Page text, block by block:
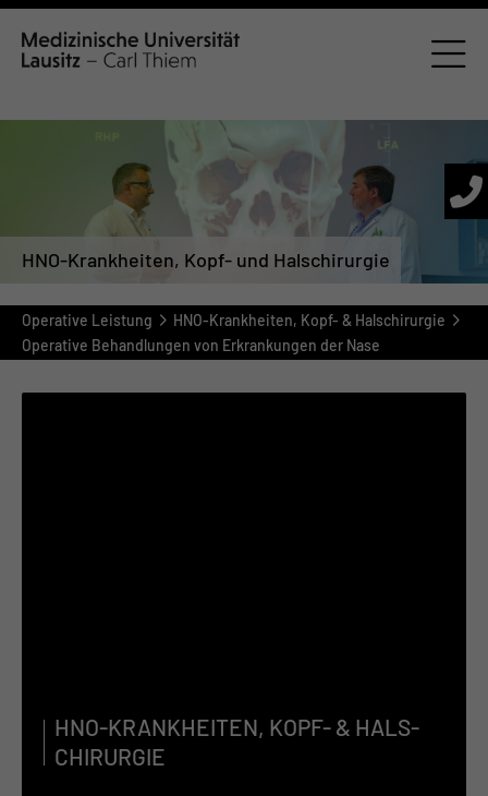
HNO-Krankheiten, Kopf- und Halschirurgie
Operative Leistung
HNO-Krankheiten, Kopf- & Halschirurgie
Operative Behandlungen von Erkrankungen der Nase
HNO-KRANK­HEI­TEN, KOPF- & HALS­
CHIR­UR­GIE